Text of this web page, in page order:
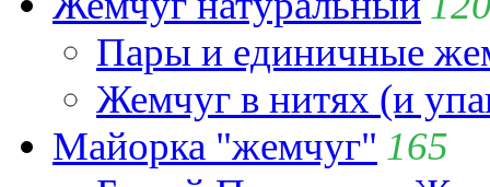
Пары и единичные
Жемчуг в нитях (и
Майорка "жемчуг" 165